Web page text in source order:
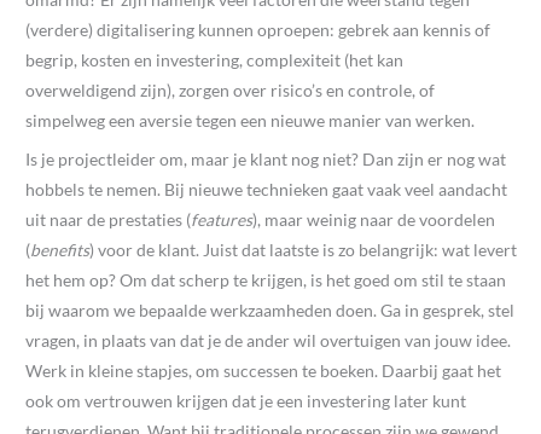
(verdere) digitalisering kunnen oproepen: gebrek aan kennis of
begrip, kosten en investering, complexiteit (het kan
overweldigend zijn), zorgen over risico’s en controle, of
simpelweg een aversie tegen een nieuwe manier van werken.
Is je projectleider om, maar je klant nog niet? Dan zijn er nog wat
hobbels te nemen. Bij nieuwe technieken gaat vaak veel aandacht
uit naar de prestaties (features), maar weinig naar de voordelen
(benefits) voor de klant. Juist dat laatste is zo belangrijk: wat levert
het hem op? Om dat scherp te krijgen, is het goed om stil te staan
bij waarom we bepaalde werkzaamheden doen. Ga in gesprek, stel
vragen, in plaats van dat je de ander wil overtuigen van jouw idee.
Werk in kleine stapjes, om successen te boeken. Daarbij gaat het
ook om vertrouwen krijgen dat je een investering later kunt